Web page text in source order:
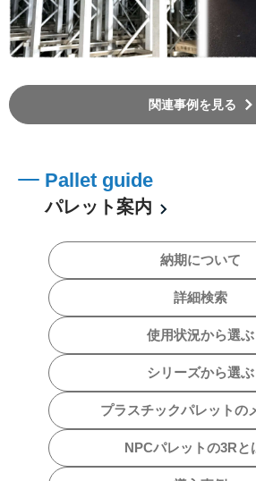
関連事例を見る
Pallet guide
パレット案内
納期について
詳細検索
使用状況から選ぶ
シリーズから選ぶ
プラスチックパレットの
NPCパレットの3Rと